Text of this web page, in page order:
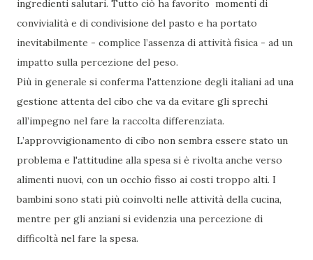
ingredienti salutari. Tutto ciò ha favorito momenti di
convivialità e di condivisione del pasto e ha portato
inevitabilmente - complice l’assenza di attività fisica - ad un
impatto sulla percezione del peso.
Più in generale si conferma l'attenzione degli italiani ad una
gestione attenta del cibo che va da evitare gli sprechi
all’impegno nel fare la raccolta differenziata.
L’approvvigionamento di cibo non sembra essere stato un
problema e l'attitudine alla spesa si è rivolta anche verso
alimenti nuovi, con un occhio fisso ai costi troppo alti. I
bambini sono stati più coinvolti nelle attività della cucina,
mentre per gli anziani si evidenzia una percezione di
difficoltà nel fare la spesa.